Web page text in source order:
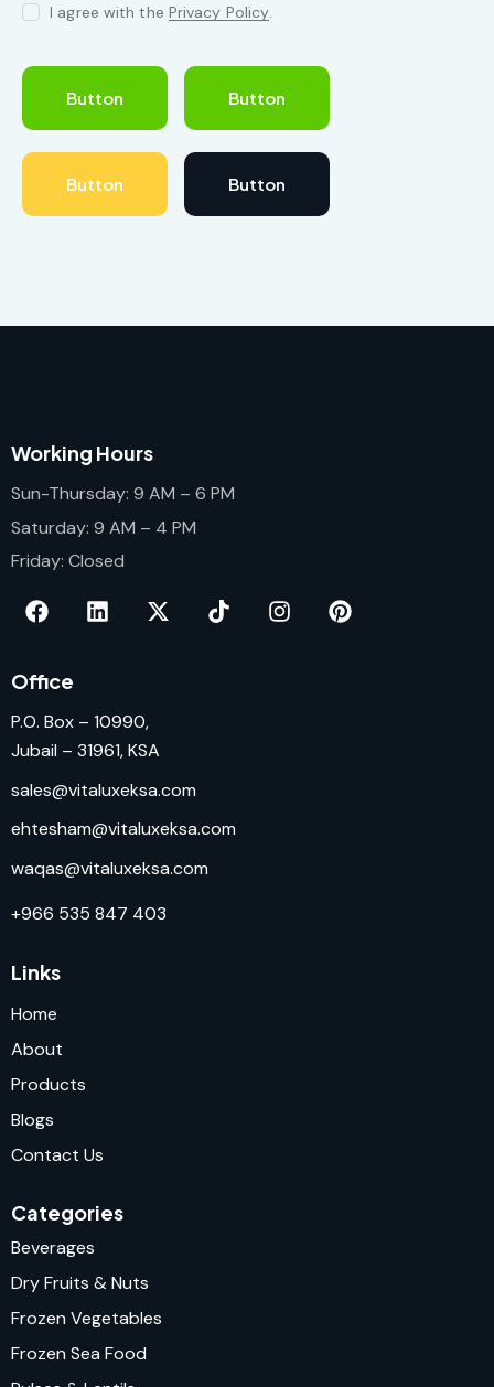
I agree with the Privacy Policy.
Button Button
Button Button
Working Hours
Sun-Thursday: 9 AM – 6 PM
Saturday: 9 AM – 4 PM
Friday: Closed
Office
P.O. Box – 10990,
Jubail – 31961, KSA
sales@vitaluxeksa.com
ehtesham@vitaluxeksa.com
waqas@vitaluxeksa.com
+966 535 847 403
Links
Home
About
Products
Blogs
Contact Us
Categories
Beverages
Dry Fruits & Nuts
Frozen Vegetables
Frozen Sea Food